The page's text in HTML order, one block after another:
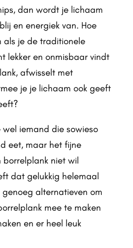
dan wordt je lichaam
en energiek van. Hoe
als je de traditionele
lekker en onmisbaar vindt
afwisselt met
je je lichaam ook geeft
wel iemand die sowieso
eet, maar het fijne
borrelplank niet wil
dat gelukkig helemaal
alternatieven om
mee te maken
en er heel leuk